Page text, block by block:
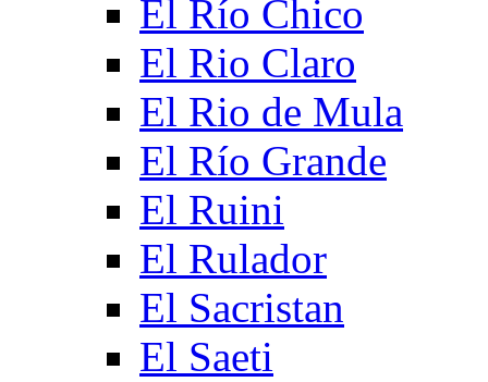
El Río Chico
El Rio Claro
El Rio de Mula
El Río Grande
El Ruini
El Rulador
El Sacristan
El Saeti